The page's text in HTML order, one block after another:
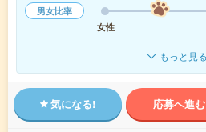
男女比率
女性
もっと見る
気になる! 応募へ進む